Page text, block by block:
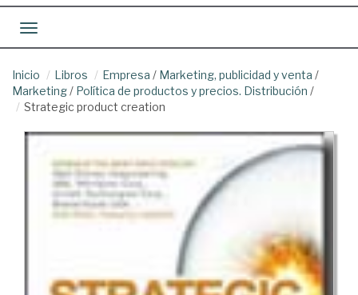
Toggle navigation
Inicio Libros Empresa / Marketing, publicidad y venta /
Marketing/ Política de productos y precios. Distribución /
Strategic product creation